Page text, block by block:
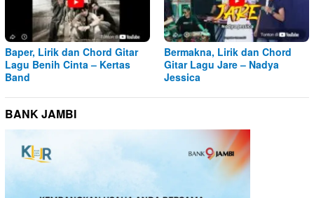
Baper, Lirik dan Chord Gitar
Lagu Benih Cinta – Kertas
Band
Bermakna, Lirik dan Chord
Gitar Lagu Jare – Nadya
Jessica
BANK JAMBI